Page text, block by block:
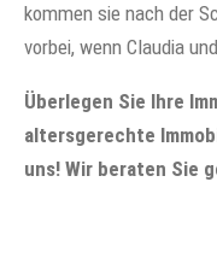
kommen sie nach der
vorbei, wenn Claudia
Überlegen Sie Ihre
altersgerechte
uns! Wir beraten Sie